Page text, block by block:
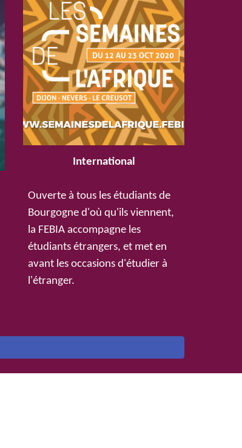
International
Ouverte à tous les étudiants de
Bourgogne d'où qu'ils viennent,
la FEBIA accompagne les
étudiants étrangers, et met en
avant les occasions d'étudier à
l'étranger.